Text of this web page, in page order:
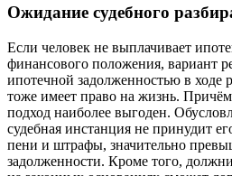
Ожидание судебного
Если человек не выплачивает
финансового положения, вариант
ипотечной задолженностью в ходе
тоже имеет право на жизнь.
подход наиболее выгоден.
судебная инстанция не принудит
пени и штрафы, значительно
задолженности. Кроме того,